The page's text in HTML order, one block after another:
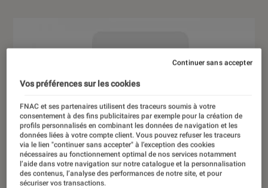
Vos préférences sur les cookies
FNAC et ses partenaires utilisent des traceurs soumis à votre
consentement à des fins publicitaires par exemple pour la création de
profils personnalisés en combinant les données de navigation et les
données liées à votre compte client. Vous pouvez refuser les traceurs
via le lien "continuer sans accepter" à l’exception des cookies
nécessaires au fonctionnement optimal de nos services notamment
l’aide dans votre navigation sur notre catalogue et la personnalisation
des contenus, l’analyse des performances de notre site, et pour
sécuriser vos transactions.
Continuer sans accepter